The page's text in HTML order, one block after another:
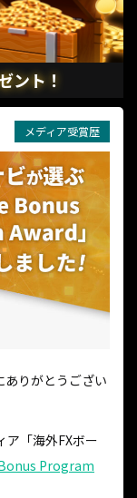
ント！
メディア受賞歴
ありがとうござい
ア「海外FXボー
Program